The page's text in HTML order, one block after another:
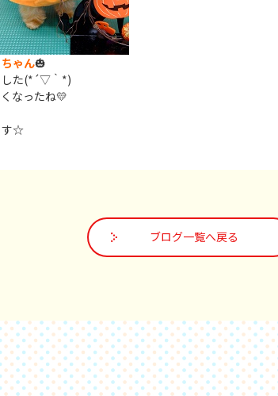
ゃん🎃
した(*´▽｀*)
なったね💛
す☆
ブログ一覧へ戻る